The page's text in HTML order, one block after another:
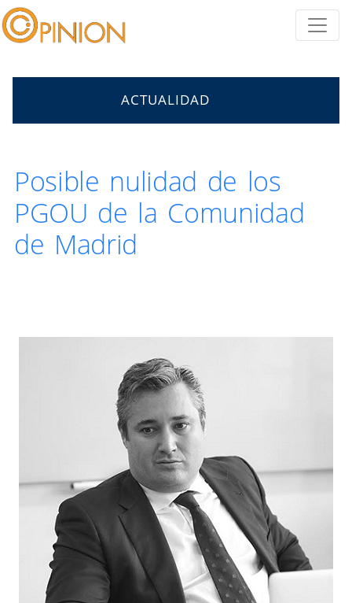
ACTUALIDAD
Posible nulidad de los
PGOU de la Comunidad
de Madrid